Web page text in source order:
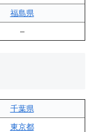
福島県
–
千葉県
東京都